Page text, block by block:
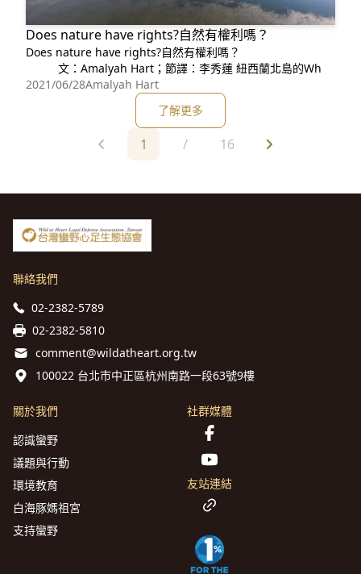
Does nature have rights?自然有權利嗎？
Does nature have rights?自然有權利嗎？
文：Amalyah Hart；節譯：李秀蓮 紐西蘭北島的Wh
2021/06/28Amalyah Hart
了解更多
1 / 16
聯絡我們
02-2382-5789
02-2382-5810
comment@wildatheart.org.tw
100022 台北市中正區杭州南路一段63號9樓
關於我們
認識蠻野
議題與行動
環境教育
白海豚媽祖宮
支持蠻野
社群媒體
友站連結